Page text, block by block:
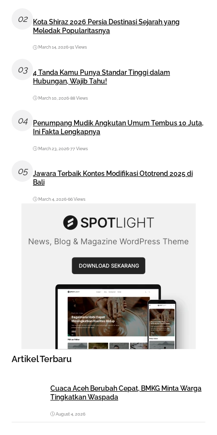
02
Kota Shiraz 2026 Persia Destinasi Sejarah yang
Meledak Popularitasnya
March 14, 2026•91 Views
03
4 Tanda Kamu Punya Standar Tinggi dalam
Hubungan, Wajib Tahu!
March 10, 2026•88 Views
04
Penumpang Mudik Angkutan Umum Tembus 10 Juta,
Ini Fakta Lengkapnya
March 23, 2026•77 Views
05
Jawara Terbaik Kontes Modifikasi Ototrend 2025 di
Bali
March 4, 2026•66 Views
Artikel Terbaru
Cuaca Aceh Berubah Cepat, BMKG Minta Warga
Tingkatkan Waspada
August 4, 2026